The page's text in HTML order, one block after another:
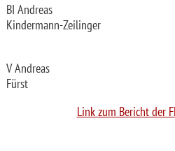
BI Andreas
Kindermann-Zeilinger
V Andreas
Fürst
Link zum Bericht der